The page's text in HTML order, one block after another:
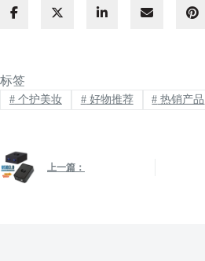
标签
#个护美妆 #好物推荐 # 热销产品
上一篇：